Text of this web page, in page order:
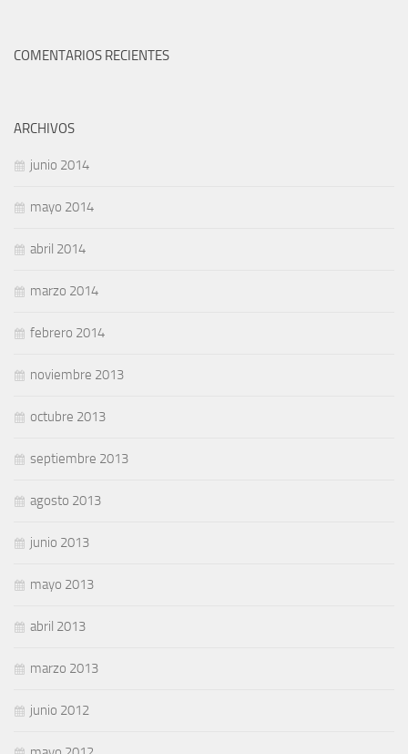
COMENTARIOS RECIENTES
ARCHIVOS
junio 2014
mayo 2014
abril 2014
marzo 2014
febrero 2014
noviembre 2013
octubre 2013
septiembre 2013
agosto 2013
junio 2013
mayo 2013
abril 2013
marzo 2013
junio 2012